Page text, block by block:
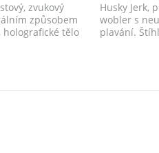
zvukový
způsobem
holografické tělo
Husky Jerk,
wobler s
plavání.